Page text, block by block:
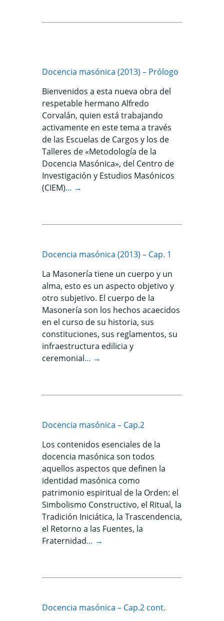
Docencia masónica (2013) – Prólogo
Bienvenidos a esta nueva obra del
respetable hermano Alfredo
Corvalán, quien está trabajando
activamente en este tema a través
de las Escuelas de Cargos y los de
Talleres de «Metodología de la
Docencia Masónica», del Centro de
Investigación y Estudios Masónicos
(CIEM)… →
Docencia masónica (2013) – Cap. 1
La Masonería tiene un cuerpo y un
alma, esto es un aspecto objetivo y
otro subjetivo. El cuerpo de la
Masonería son los hechos acaecidos
en el curso de su historia, sus
constituciones, sus reglamentos, su
infraestructura edilicia y
ceremonial… →
Docencia masónica – Cap.2
Los contenidos esenciales de la
docencia masónica son todos
aquellos aspectos que definen la
identidad masónica como
patrimonio espiritual de la Orden: el
Simbolismo Constructivo, el Ritual, la
Tradición Iniciática, la Trascendencia,
el Retorno a las Fuentes, la
Fraternidad… →
Docencia masónica – Cap.2 cont.